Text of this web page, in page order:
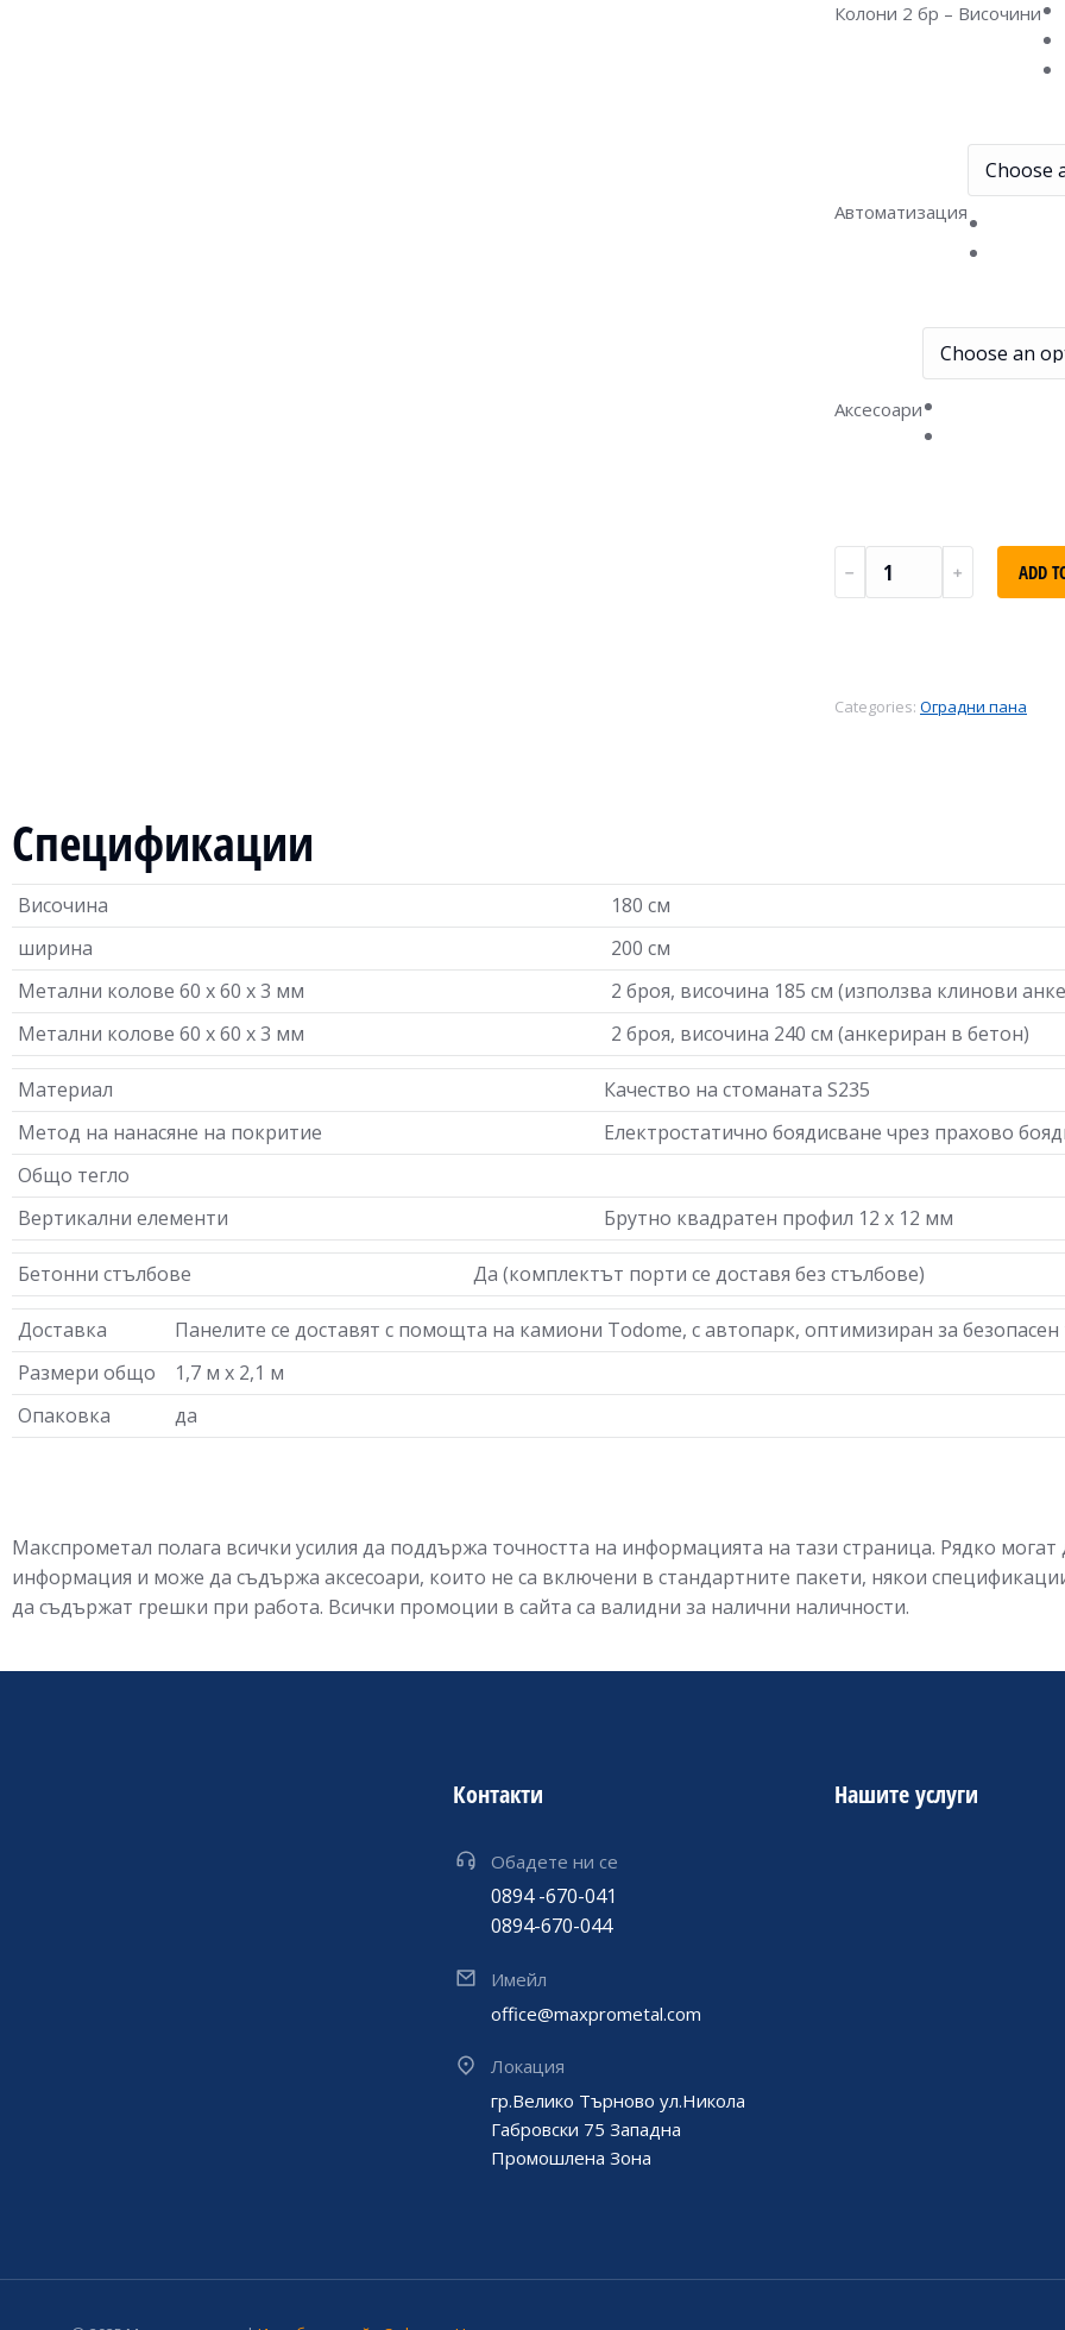
Колони 2 бр – Височини
Автоматизация
Аксесоари
ADD
Categories: Оградни пана
Спецификации
Височина
180 см
ширина
200 см
Метални колове 60 х 60 х 3 мм
2 броя, височина 185 см (използва клинови
Метални колове 60 х 60 х 3 мм
2 броя, височина 240 см (анкериран в бетон)
Материал
Качество на стоманата S235
Метод на нанасяне на покритие
Електростатично боядисване чрез прахово
Общо тегло
Вертикални елементи
Брутно квадратен профил 12 х 12 мм
Бетонни стълбове Да (комплектът порти се доставя без стълбове)
Доставка
Панелите се доставят с помощта на камиони Todome, с автопарк, оптимизиран за
Размери общо
1,7 м х 2,1 м
Опаковка
да
Макспрометал полага всички усилия да поддържа точността на информацията на тази страница. Рядко
информация и може да съдържа аксесоари, които не са включени в стандартните пакети, някои
да съдържат грешки при работа. Всички промоции в сайта са валидни за налични наличности.
Контакти
Обадете ни се
0894 -670-041
0894-670-044
Имейл
office@maxprometal.com
Локация
гр.Велико Търново ул.Никола
Габровски 75 Западна
Промошлена Зона
Нашите услуги